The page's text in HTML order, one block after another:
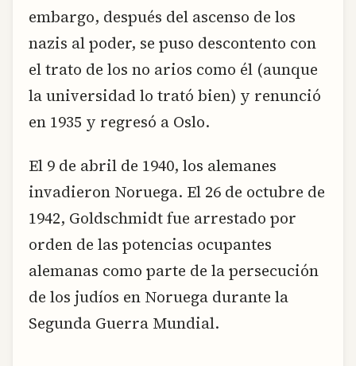
embargo, después del ascenso de los
nazis al poder, se puso descontento con
el trato de los no arios como él (aunque
la universidad lo trató bien) y renunció
en 1935 y regresó a Oslo.
El 9 de abril de 1940, los alemanes
invadieron Noruega. El 26 de octubre de
1942, Goldschmidt fue arrestado por
orden de las potencias ocupantes
alemanas como parte de la persecución
de los judíos en Noruega durante la
Segunda Guerra Mundial.